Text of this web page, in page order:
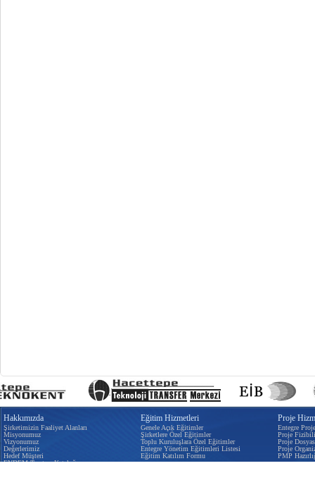
Hakkımızda
Şirketimizin Faaliyet Alanları
Misyonumuz
Vizyonumuz
Değerlerimiz
Hedef Müşteri
EYDEM Tanıtım Kataloğu
Eğitim Hizmetleri
Genele Açık Eğitimler
Şirketlere Özel Eğitimler
Toplu Kuruluşlara Özel Eğitimler
Entegre Yönetim Eğitimleri Listesi
Eğitim Katılım Formu
Proje
Entegre
Proje
Proje
Proje
PMP